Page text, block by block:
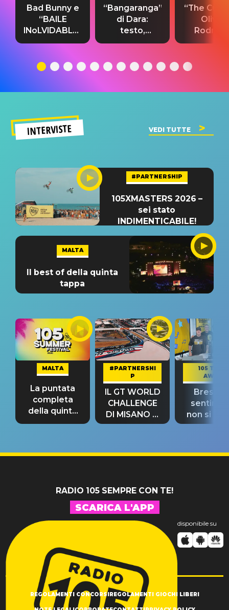
Bad Bunny e
“BAILE
INoLVIDABLE”:
testo,
significato
“Bangaranga”
di Dara:
testo,
traduzione e
del singolo
“The
Olivia
testo,
INTERVISTE VEDI TUTTE
#PARTNERSHIP
105XMASTERS 2026 –
sei stato
INDIMENTICABILE!
MALTA
Il best of della quinta
tappa
MALTA
La puntata
completa
della quinta
tappa
#PARTNERSHI
P
IL GT WORLD
CHALLENGE
DI MISANO si
riconferma
105 TAKE
AWAY
Bresh:
non si
fino alla
RADIO 105 SEMPRE CON TE!
SCARICA L'APP
disponibile su
REGOLAMENTI CONCORSIREGOLAMENTI GIOCHI LIBERI